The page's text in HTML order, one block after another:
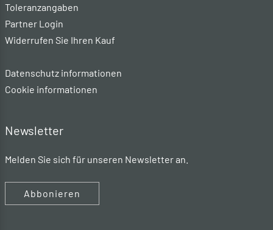
Toleranzangaben
Partner Login
Widerrufen Sie Ihren Kauf
Datenschutz informationen
Cookie informationen
Newsletter
Melden Sie sich für unseren Newsletter an.
Abbonieren